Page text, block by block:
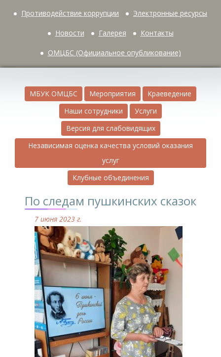
Противодействие коррупции Электронные ресурсы
Новости Галерея Контакты
ОМЦБС (Официальное опубликование)
МБУК ОМЦБС Мероприятия
Краеведение
Наши сотрудники
Услуги
Версия для слабовидящих
Независимая оценка качества условий оказания
услуг
Клубные объединения
По следам пушкинских сказок
7 июня 2023 г.